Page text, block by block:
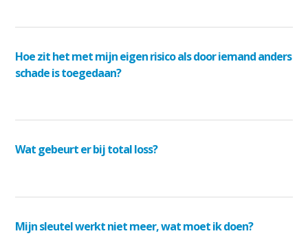
Hoe zit het met mijn eigen risico als door iemand anders
schade is toegedaan?
Wat gebeurt er bij total loss?
Mijn sleutel werkt niet meer, wat moet ik doen?